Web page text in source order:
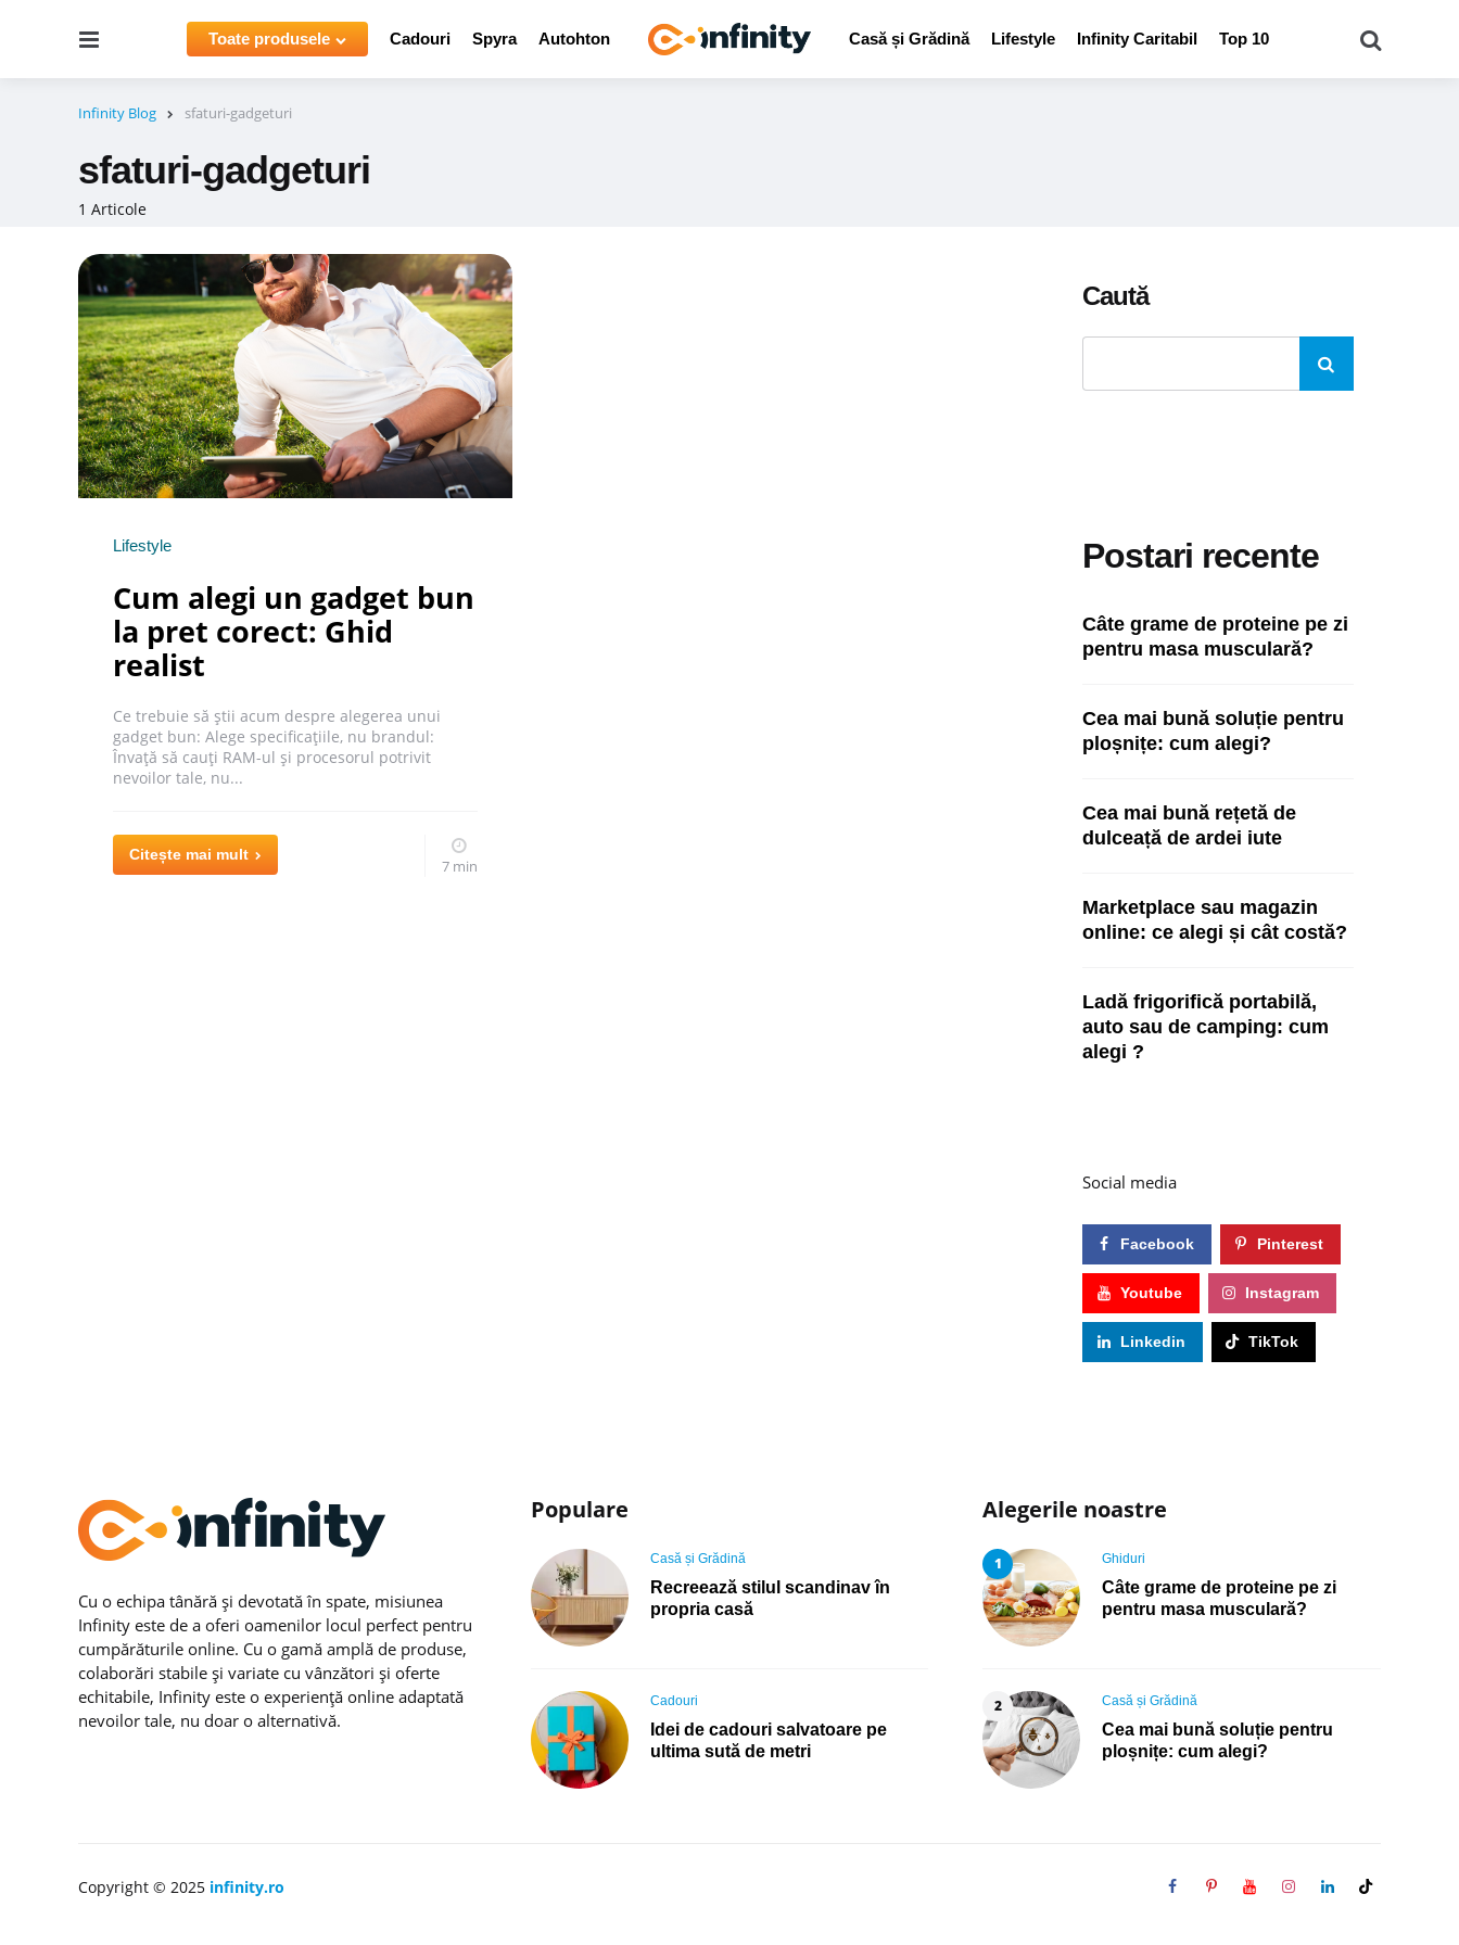
Toate produsele Cadouri Spyra Autohton Casă și Grădină Lifestyle Infinity Caritabil Top 10
Infinity Blog sfaturi-gadgeturi
1 Articole
sfaturi-gadgeturi
Categories
Posted
Lifestyle
Cum alegi un gadget bun
la pret corect: Ghid
realist
Ce trebuie să știi acum despre alegerea unui
gadget bun: Alege specificațiile, nu brandul:
Învață să cauți RAM-ul și procesorul potrivit
nevoilor tale, nu...
Citește mai mult
7 min
Caută
Postari recente
Câte grame de proteine pe zi
pentru masa musculară?
Cea mai bună soluție pentru
ploșnițe: cum alegi?
Cea mai bună rețetă de
dulceață de ardei iute
Marketplace sau magazin
online: ce alegi și cât costă?
Ladă frigorifică portabilă,
auto sau de camping: cum
alegi ?
Social media
Facebook Pinterest
Youtube Instagram
Linkedin TikTok
Cu o echipa tânără și devotată în spate, misiunea
Infinity este de a oferi oamenilor locul perfect pentru
cumpărăturile online. Cu o gamă amplă de produse,
colaborări stabile și variate cu vânzători și oferte
echitabile, Infinity este o experiență online adaptată
nevoilor tale, nu doar o alternativă.
Populare
Posted
in
Casă și Grădină
Recreează stilul scandinav în
propria casă
Posted
in
Cadouri
Idei de cadouri salvatoare pe
ultima sută de metri
Alegerile noastre
Posted
in
Ghiduri
Câte grame de proteine pe zi
pentru masa musculară?
Posted
in
Casă și Grădină
Cea mai bună soluție pentru
ploșnițe: cum alegi?
Copyright © 2025 infinity.ro